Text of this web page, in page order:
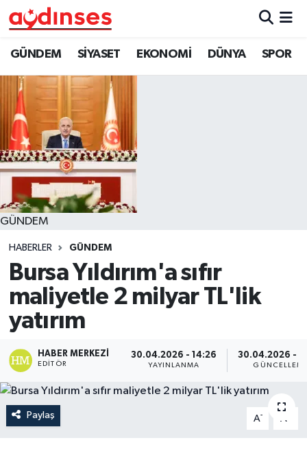
GÜNDEM SİYASET EKONOMİ DÜNYA SPOR
GÜNDEM
HABERLER GÜNDEM
Bursa Yıldırım'a sıfır
maliyetle 2 milyar TL'lik
yatırım
HABER MERKEZI
EDITÖR
30.04.2026 - 14:26
YAYINLANMA
30.04.2026 -
Paylaş A- A
GÜNDEM
SİYASET
EKONOMİ
DÜNYA
SPOR
MAGAZİN
YAŞAM
Nöbetçi Eczaneler
Hava Durumu
Aydin Namaz Vakitleri
Trafik Durumu
Süper Lig Puan Durumu ve Fikstür
Tüm Manşetler
Son Dakika Haberleri
Haber Arşivi